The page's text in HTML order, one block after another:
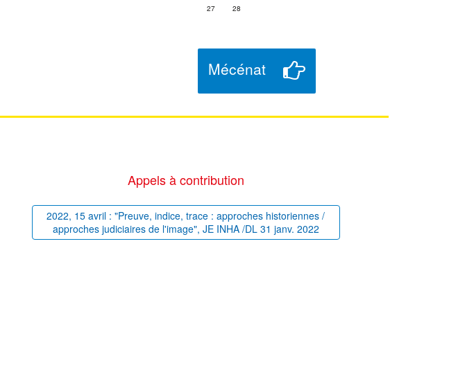
27
28
Mécénat
Appels à contribution
2022, 15 avril : "Preuve, indice, trace : approches historiennes /
approches judiciaires de l'image", JE INHA /DL 31 janv. 2022